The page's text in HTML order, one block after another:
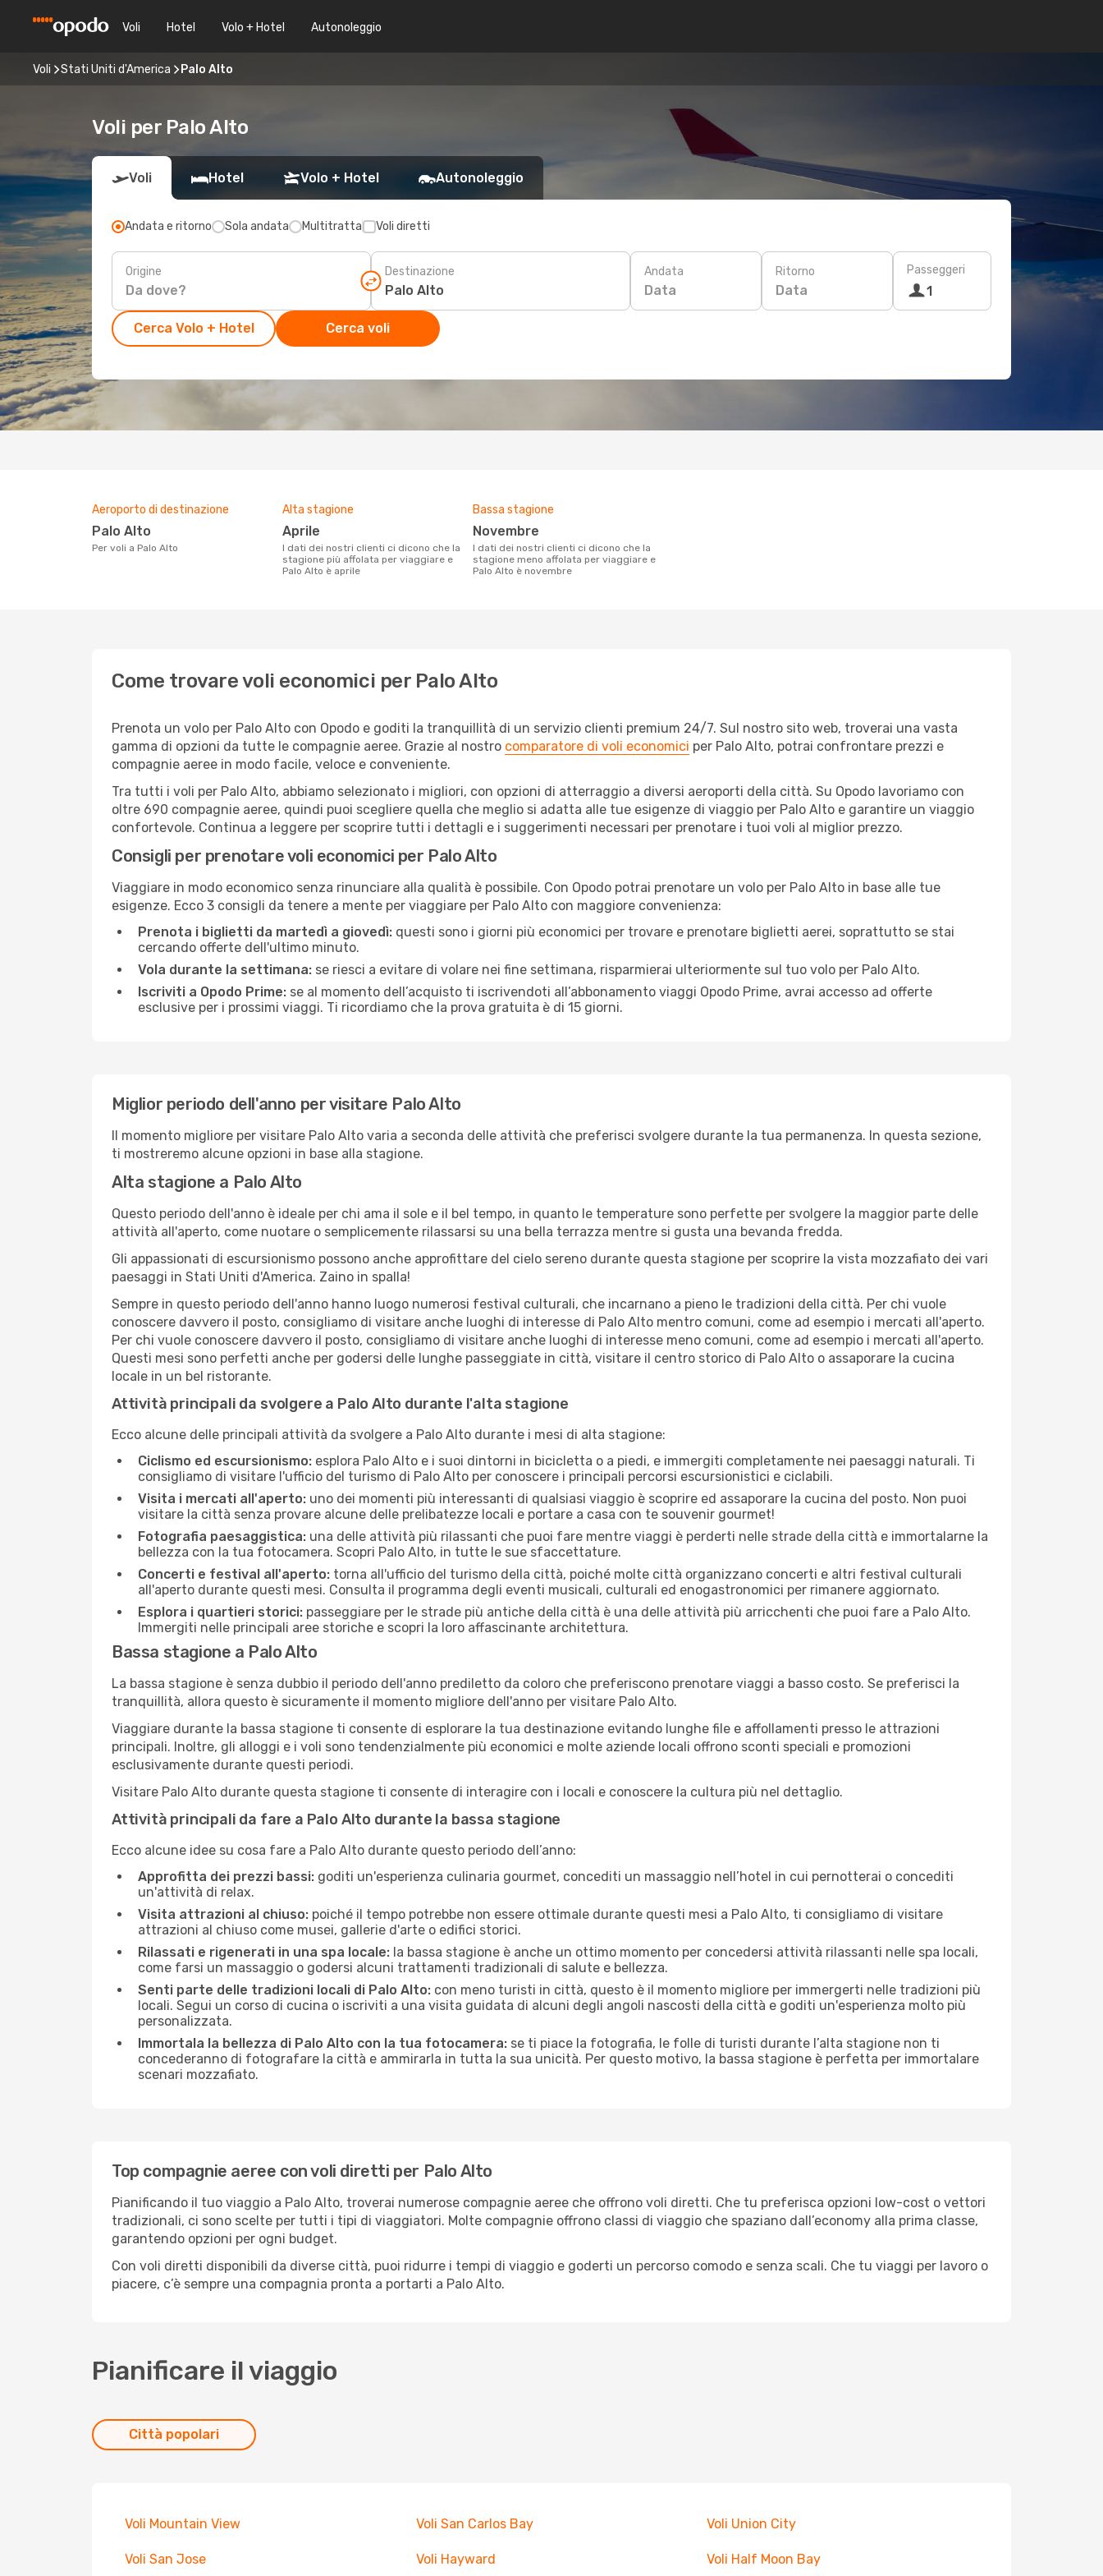
Voli Hotel Volo + Hotel Autonoleggio
Voli Stati Uniti d'America Palo Alto
Voli per Palo Alto
Voli Hotel Volo + Hotel Autonoleggio
Andata e ritorno Sola andata Multitratta Voli diretti
Origine Destinazione Andata
Data
Ritorno
Data
Passeggeri
1
Cerca Volo + Hotel Cerca voli
Aeroporto di destinazione
Palo Alto
Per voli a Palo Alto
Alta stagione
aprile
I dati dei nostri clienti ci dicono che la
stagione più affolata per viaggiare e
Palo Alto è aprile
Bassa stagione
novembre
I dati dei nostri clienti ci dicono che la
stagione meno affolata per viaggiare e
Palo Alto è novembre
Come trovare voli economici per Palo Alto
Prenota un volo per Palo Alto con Opodo e goditi la tranquillità di un servizio clienti premium 24/7. Sul nostro sito web, troverai una vasta
gamma di opzioni da tutte le compagnie aeree. Grazie al nostro comparatore di voli economici per Palo Alto, potrai confrontare prezzi e
compagnie aeree in modo facile, veloce e conveniente.
Tra tutti i voli per Palo Alto, abbiamo selezionato i migliori, con opzioni di atterraggio a diversi aeroporti della città. Su Opodo lavoriamo con
oltre 690 compagnie aeree, quindi puoi scegliere quella che meglio si adatta alle tue esigenze di viaggio per Palo Alto e garantire un viaggio
confortevole. Continua a leggere per scoprire tutti i dettagli e i suggerimenti necessari per prenotare i tuoi voli al miglior prezzo.
Consigli per prenotare voli economici per Palo Alto
Viaggiare in modo economico senza rinunciare alla qualità è possibile. Con Opodo potrai prenotare un volo per Palo Alto in base alle tue
esigenze. Ecco 3 consigli da tenere a mente per viaggiare per Palo Alto con maggiore convenienza:
Prenota i biglietti da martedì a giovedì: questi sono i giorni più economici per trovare e prenotare biglietti aerei, soprattutto se stai
cercando offerte dell'ultimo minuto.
Vola durante la settimana: se riesci a evitare di volare nei fine settimana, risparmierai ulteriormente sul tuo volo per Palo Alto.
Iscriviti a Opodo Prime: se al momento dell’acquisto ti iscrivendoti all’abbonamento viaggi Opodo Prime, avrai accesso ad offerte
esclusive per i prossimi viaggi. Ti ricordiamo che la prova gratuita è di 15 giorni.
Miglior periodo dell'anno per visitare Palo Alto
Il momento migliore per visitare Palo Alto varia a seconda delle attività che preferisci svolgere durante la tua permanenza. In questa sezione,
ti mostreremo alcune opzioni in base alla stagione.
Alta stagione a Palo Alto
Questo periodo dell'anno è ideale per chi ama il sole e il bel tempo, in quanto le temperature sono perfette per svolgere la maggior parte delle
attività all'aperto, come nuotare o semplicemente rilassarsi su una bella terrazza mentre si gusta una bevanda fredda.
Gli appassionati di escursionismo possono anche approfittare del cielo sereno durante questa stagione per scoprire la vista mozzafiato dei vari
paesaggi in Stati Uniti d'America. Zaino in spalla!
Sempre in questo periodo dell'anno hanno luogo numerosi festival culturali, che incarnano a pieno le tradizioni della città. Per chi vuole
conoscere davvero il posto, consigliamo di visitare anche luoghi di interesse di Palo Alto mentro comuni, come ad esempio i mercati all'aperto.
Per chi vuole conoscere davvero il posto, consigliamo di visitare anche luoghi di interesse meno comuni, come ad esempio i mercati all'aperto.
Questi mesi sono perfetti anche per godersi delle lunghe passeggiate in città, visitare il centro storico di Palo Alto o assaporare la cucina
locale in un bel ristorante.
Attività principali da svolgere a Palo Alto durante l'alta stagione
Ecco alcune delle principali attività da svolgere a Palo Alto durante i mesi di alta stagione:
Ciclismo ed escursionismo: esplora Palo Alto e i suoi dintorni in bicicletta o a piedi, e immergiti completamente nei paesaggi naturali. Ti
consigliamo di visitare l'ufficio del turismo di Palo Alto per conoscere i principali percorsi escursionistici e ciclabili.
Visita i mercati all'aperto: uno dei momenti più interessanti di qualsiasi viaggio è scoprire ed assaporare la cucina del posto. Non puoi
visitare la città senza provare alcune delle prelibatezze locali e portare a casa con te souvenir gourmet!
Fotografia paesaggistica: una delle attività più rilassanti che puoi fare mentre viaggi è perderti nelle strade della città e immortalarne la
bellezza con la tua fotocamera. Scopri Palo Alto, in tutte le sue sfaccettature.
Concerti e festival all'aperto: torna all'ufficio del turismo della città, poiché molte città organizzano concerti e altri festival culturali
all'aperto durante questi mesi. Consulta il programma degli eventi musicali, culturali ed enogastronomici per rimanere aggiornato.
Esplora i quartieri storici: passeggiare per le strade più antiche della città è una delle attività più arricchenti che puoi fare a Palo Alto.
Immergiti nelle principali aree storiche e scopri la loro affascinante architettura.
Bassa stagione a Palo Alto
La bassa stagione è senza dubbio il periodo dell'anno prediletto da coloro che preferiscono prenotare viaggi a basso costo. Se preferisci la
tranquillità, allora questo è sicuramente il momento migliore dell'anno per visitare Palo Alto.
Viaggiare durante la bassa stagione ti consente di esplorare la tua destinazione evitando lunghe file e affollamenti presso le attrazioni
principali. Inoltre, gli alloggi e i voli sono tendenzialmente più economici e molte aziende locali offrono sconti speciali e promozioni
esclusivamente durante questi periodi.
Visitare Palo Alto durante questa stagione ti consente di interagire con i locali e conoscere la cultura più nel dettaglio.
Attività principali da fare a Palo Alto durante la bassa stagione
Ecco alcune idee su cosa fare a Palo Alto durante questo periodo dell’anno:
Approfitta dei prezzi bassi: goditi un'esperienza culinaria gourmet, concediti un massaggio nell’hotel in cui pernotterai o concediti
un'attività di relax.
Visita attrazioni al chiuso: poiché il tempo potrebbe non essere ottimale durante questi mesi a Palo Alto, ti consigliamo di visitare
attrazioni al chiuso come musei, gallerie d'arte o edifici storici.
Rilassati e rigenerati in una spa locale: la bassa stagione è anche un ottimo momento per concedersi attività rilassanti nelle spa locali,
come farsi un massaggio o godersi alcuni trattamenti tradizionali di salute e bellezza.
Senti parte delle tradizioni locali di Palo Alto: con meno turisti in città, questo è il momento migliore per immergerti nelle tradizioni più
locali. Segui un corso di cucina o iscriviti a una visita guidata di alcuni degli angoli nascosti della città e goditi un'esperienza molto più
personalizzata.
Immortala la bellezza di Palo Alto con la tua fotocamera: se ti piace la fotografia, le folle di turisti durante l’alta stagione non ti
concederanno di fotografare la città e ammirarla in tutta la sua unicità. Per questo motivo, la bassa stagione è perfetta per immortalare
scenari mozzafiato.
Top compagnie aeree con voli diretti per Palo Alto
Pianificando il tuo viaggio a Palo Alto, troverai numerose compagnie aeree che offrono voli diretti. Che tu preferisca opzioni low-cost o vettori
tradizionali, ci sono scelte per tutti i tipi di viaggiatori. Molte compagnie offrono classi di viaggio che spaziano dall’economy alla prima classe,
garantendo opzioni per ogni budget.
Con voli diretti disponibili da diverse città, puoi ridurre i tempi di viaggio e goderti un percorso comodo e senza scali. Che tu viaggi per lavoro o
piacere, c’è sempre una compagnia pronta a portarti a Palo Alto.
Pianificare il viaggio
Città popolari
Voli Mountain View Voli San Carlos Bay Voli Union City
Voli San Jose Voli Hayward Voli Half Moon Bay